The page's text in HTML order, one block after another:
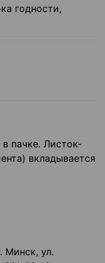
годности,
пачке. Листок-
вкладывается
Минск, ул.